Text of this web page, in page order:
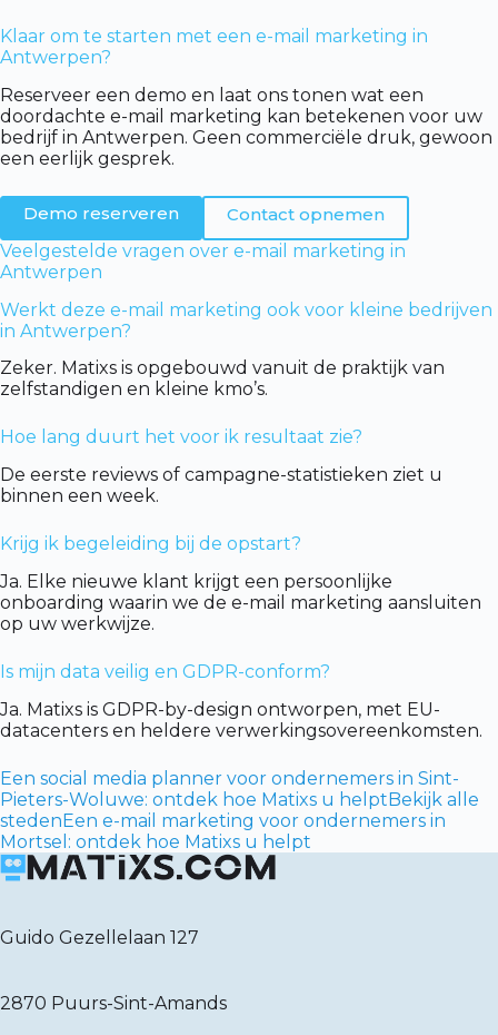
Klaar om te starten met een e-mail marketing in
Antwerpen?
Reserveer een demo en laat ons tonen wat een
doordachte e-mail marketing kan betekenen voor uw
bedrijf in Antwerpen. Geen commerciële druk, gewoon
een eerlijk gesprek.
Demo reserveren
Contact opnemen
Veelgestelde vragen over e-mail marketing in
Antwerpen
Werkt deze e-mail marketing ook voor kleine bedrijven
in Antwerpen?
Zeker. Matixs is opgebouwd vanuit de praktijk van
zelfstandigen en kleine kmo’s.
Hoe lang duurt het voor ik resultaat zie?
De eerste reviews of campagne-statistieken ziet u
binnen een week.
Krijg ik begeleiding bij de opstart?
Ja. Elke nieuwe klant krijgt een persoonlijke
onboarding waarin we de e-mail marketing aansluiten
op uw werkwijze.
Is mijn data veilig en GDPR-conform?
Ja. Matixs is GDPR-by-design ontworpen, met EU-
datacenters en heldere verwerkingsovereenkomsten.
Een social media planner voor ondernemers in Sint-
Pieters-Woluwe: ontdek hoe Matixs u helptBekijk alle
stedenEen e-mail marketing voor ondernemers in
Mortsel: ontdek hoe Matixs u helpt
Guido Gezellelaan 127
2870 Puurs-Sint-Amands